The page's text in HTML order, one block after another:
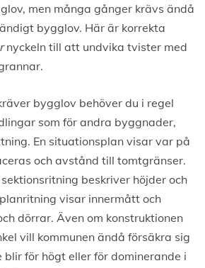
men många gånger krävs ändå
bygglov. Här är korrekta
nyckeln till att undvika tvister med
bygglov behöver du i regel
som för andra byggnader,
En situationsplan visar var på
och avstånd till tomtgränser.
beskriver höjder och
visar innermått och
dörrar. Även om konstruktionen
vill kommunen ändå försäkra sig
för högt eller för dominerande i